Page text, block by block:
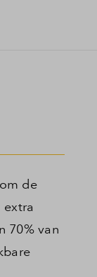
de
extra
70% van